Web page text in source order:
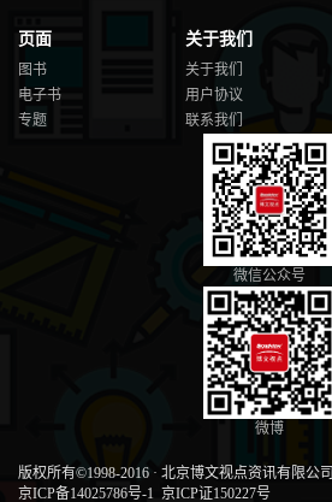
页面
图书
电子书
专题
关于我们
关于我们
用户协议
联系我们
微信公众号
微博
版权所有©1998-2016 · 北京博文视点资讯有限公司
京ICP备14025786号-1 京ICP证150227号